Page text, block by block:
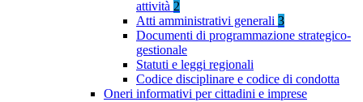
attività 2
Atti amministrativi generali 3
Documenti di programmazione strategico-
gestionale
Statuti e leggi regionali
Codice disciplinare e codice di condotta
Oneri informativi per cittadini e imprese